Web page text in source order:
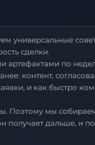
универсальные
сделки.
артефактами по
контент,
и как быстро
Поэтому мы
получает дальше, и